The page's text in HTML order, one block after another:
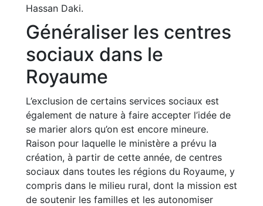
Hassan Daki.
Généraliser les centres
sociaux dans le
Royaume
L’exclusion de certains services sociaux est
également de nature à faire accepter l’idée de
se marier alors qu’on est encore mineure.
Raison pour laquelle le ministère a prévu la
création, à partir de cette année, de centres
sociaux dans toutes les régions du Royaume, y
compris dans le milieu rural, dont la mission est
de soutenir les familles et les autonomiser